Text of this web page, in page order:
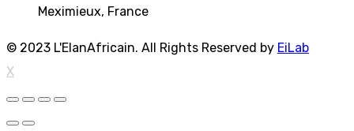
Meximieux, France
© 2023 L'ElanAfricain. All Rights Reserved by EiLab
X